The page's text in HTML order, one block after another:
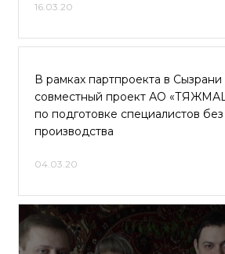
16.03.20
В рамках партпроекта в Сызрани
совместный проект АО
по подготовке специалистов
производства
04.03.20